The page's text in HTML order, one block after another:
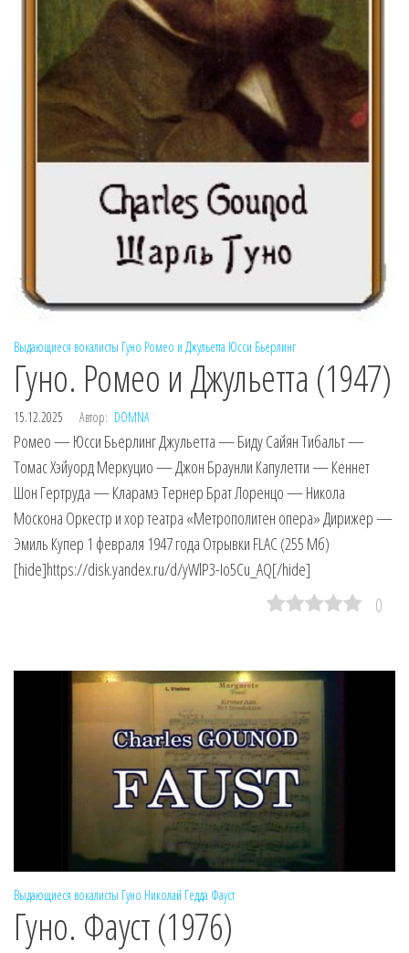
Выдающиеся вокалисты Гуно Ромео и Джульетта Юсси Бьерлинг
Гуно. Ромео и Джульетта (1947)
15.12.2025 Автор: DOMNA
Ромео — Юсси Бьерлинг Джульетта — Биду Сайян Тибальт —
Томас Хэйуорд Меркуцио — Джон Браунли Капулетти — Кеннет
Шон Гертруда — Кларамэ Тернер Брат Лоренцо — Никола
Москона Оркестр и хор театра «Метрополитен опера» Дирижер —
Эмиль Купер 1 февраля 1947 года Отрывки FLAC (255 Мб)
[hide]https://disk.yandex.ru/d/yWlP3-Io5Cu_AQ[/hide]
0
Выдающиеся вокалисты Гуно Николай Гедда Фауст
Гуно. Фауст (1976)